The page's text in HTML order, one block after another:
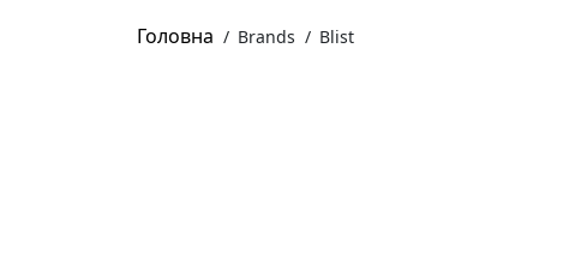
Головна / Brands / Blist